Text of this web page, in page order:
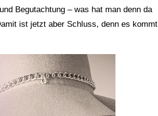
Begutachtung – was hat man denn da
ist jetzt aber Schluss, denn es kommt